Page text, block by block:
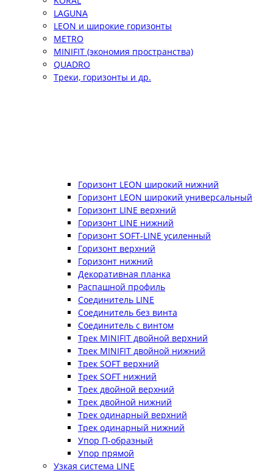
LAGUNA
LEON и широкие горизонты
METRO
MINIFIT (экономия пространства)
QUADRO
Треки, горизонты и др.
Горизонт LEON широкий нижний
Горизонт LEON широкий универсальный
Горизонт LINE верхний
Горизонт LINE нижний
Горизонт SOFT-LINE усиленный
Горизонт верхний
Горизонт нижний
Декоративная планка
Распашной профиль
Соединитель LINE
Соединитель без винта
Соединитель с винтом
Трек MINIFIT двойной верхний
Трек MINIFIT двойной нижний
Трек SOFT верхний
Трек SOFT нижний
Трек двойной верхний
Трек двойной нижний
Трек одинарный верхний
Трек одинарный нижний
Упор П-образный
Упор прямой
Узкая система LINE